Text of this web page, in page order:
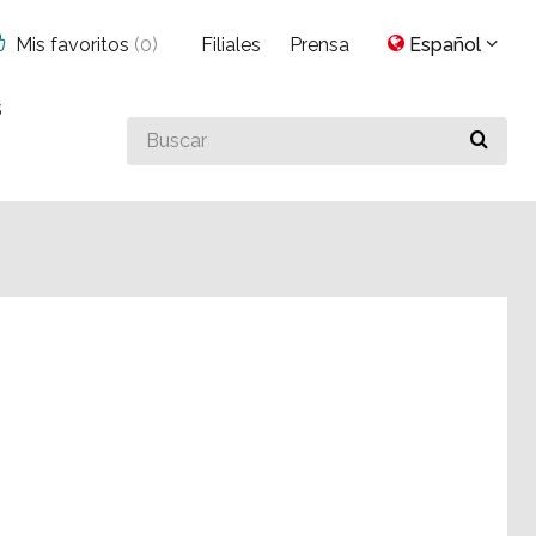
Buscar
algo
Mis favoritos (0) Filiales Prensa Español